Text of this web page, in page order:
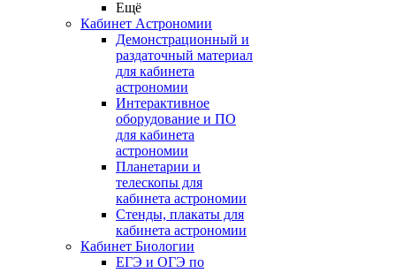
Ещё
Кабинет Астрономии
Демонстрационный и
раздаточный материал
для кабинета
астрономии
Интерактивное
оборудование и ПО
для кабинета
астрономии
Планетарии и
телескопы для
кабинета астрономии
Стенды, плакаты для
кабинета астрономии
Кабинет Биологии
ЕГЭ и ОГЭ по